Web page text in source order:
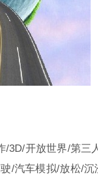
/3D/开放世界/第三
/汽车模拟/放松/沉